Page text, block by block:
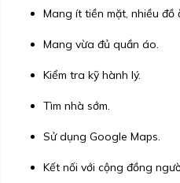
Mang ít tiền mặt, nhiều đồ
Mang vừa đủ quần áo.
Kiểm tra kỹ hành lý.
Tìm nhà sớm.
Sử dụng Google Maps.
Kết nối với cộng đồng